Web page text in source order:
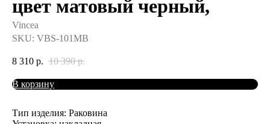
цвет матовый черный,
Vincea
SKU: VBS-101MB
8 310 р. 10 390 р.
В корзину
Тип изделия: Раковина